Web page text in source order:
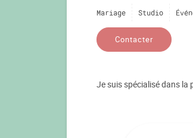
Mariage Studio
Contacter
Je suis spécialisé dans la